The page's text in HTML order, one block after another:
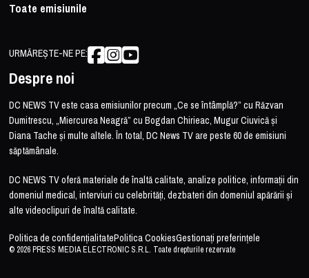
Toate emisiunile
URMĂREȘTE-NE PE:
Despre noi
DC NEWS TV este casa emisiunilor precum „Ce se întâmplă?” cu Răzvan
Dumitrescu, „Miercurea Neagră” cu Bogdan Chirieac, Mugur Ciuvică și
Diana Tache și multe altele. În total, DC News TV are peste 60 de emisiuni
săptămânale.
DC NEWS TV oferă materiale de înaltă calitate, analize politice, informații din
domeniul medical, interviuri cu celebrități, dezbateri din domeniul apărării și
alte videoclipuri de înaltă calitate.
Politica de confidențialitatePolitica CookiesGestionați preferințele
© 2026 PRESS MEDIA ELECTRONIC S.R.L. Toate drepturile rezervate